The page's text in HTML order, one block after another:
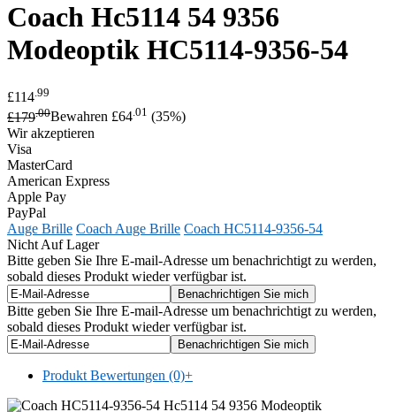
Coach Hc5114 54 9356
Modeoptik HC5114-9356-54
£114 .99
£179.00Bewahren £64.01 (35%)
Wir akzeptieren
Visa
MasterCard
American Express
Apple Pay
PayPal
Auge Brille Coach Auge Brille Coach HC5114-9356-54
Nicht Auf Lager
Bitte geben Sie Ihre E-mail-Adresse um benachrichtigt zu werden,
sobald dieses Produkt wieder verfügbar ist.
Bitte geben Sie Ihre E-mail-Adresse um benachrichtigt zu werden,
sobald dieses Produkt wieder verfügbar ist.
Produkt Bewertungen (0)+